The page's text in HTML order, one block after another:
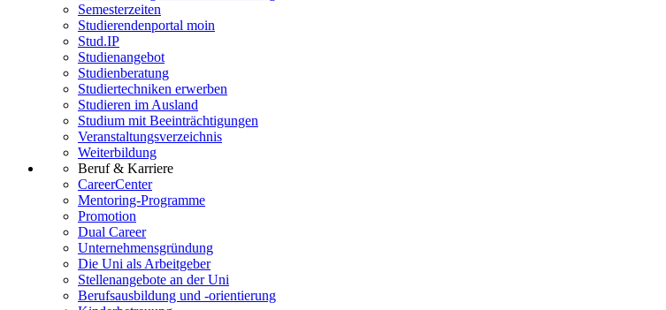
Semesterzeiten
Studierendenportal moin
Stud.IP
Studienangebot
Studienberatung
Studiertechniken erwerben
Studieren im Ausland
Studium mit Beeinträchtigungen
Veranstaltungsverzeichnis
Weiterbildung
Beruf & Karriere
CareerCenter
Mentoring-Programme
Promotion
Dual Career
Unternehmensgründung
Die Uni als Arbeitgeber
Stellenangebote an der Uni
Berufsausbildung und -orientierung